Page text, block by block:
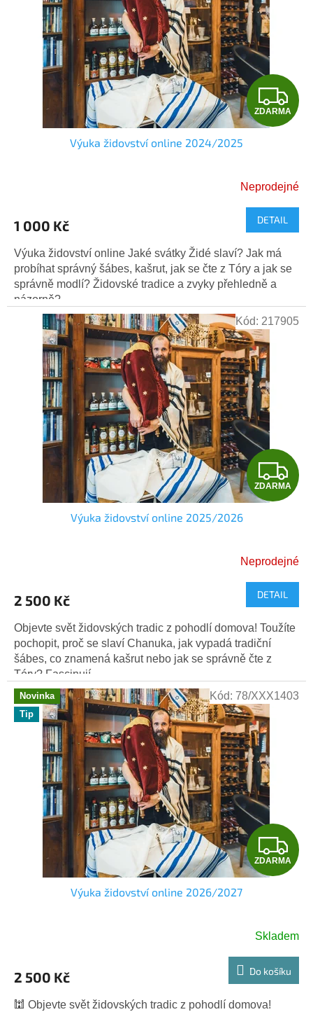
Z
D
R
M
A
ZDARMA
Výuka židovství online 2024/2025
produktu
5,0
z
5
hvězdiček.
Neprodejné
1 000 Kč DETAIL
Výuka židovství online Jaké svátky Židé slaví? Jak má
probíhat správný šábes, kašrut, jak se čte z Tóry a jak se
správně modlí? Židovské tradice a zvyky přehledně a
názorně?...
Z
D
R
M
A
ZDARMA
Výuka židovství online 2025/2026
Neprodejné
2 500 Kč DETAIL
Objevte svět židovských tradic z pohodlí domova! Toužíte
pochopit, proč se slaví Chanuka, jak vypadá tradiční
šábes, co znamená kašrut nebo jak se správně čte z
Tóry? Fascinují...
Kód: 217905
Novinka
Tip
Z
D
R
M
A
ZDARMA
Výuka židovství online 2026/2027
Skladem
2 500 Kč Do košíku
🕍 Objevte svět židovských tradic z pohodlí domova!
Kód: 78/XXX1403